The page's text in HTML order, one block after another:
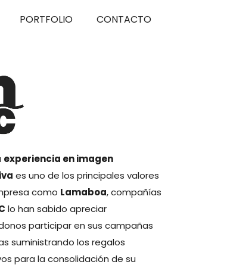
PORTFOLIO CONTACTO
experiencia en imagen
es uno de los principales valores
como Lamaboa, compañías
lo han sabido apreciar
participar en sus campañas
suministrando los regalos
para la consolidación de su